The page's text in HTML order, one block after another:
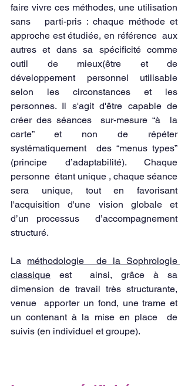
faire vivre ces méthodes, une utilisation
sans   parti-pris : chaque méthode et
approche est étudiée, en référence  aux
autres et dans sa spécificité comme
outil de mieux(être et de
développement personnel utilisable
selon les circonstances et les
personnes. Il s'agit d'être capable de
créer des séances  sur-mesure “à  la
carte” et non de répéter
systématiquement  des “menus types”
(principe d’adaptabilité). Chaque
personne  étant unique , chaque séance
sera unique, tout en favorisant
l'acquisition d'une vision globale et
d’un processus  d’accompagnement
structuré.
La méthodologie  de la Sophrologie
classique est  ainsi, grâce à sa
dimension de travail très structurante,
venue  apporter un fond, une trame et
un contenant à la mise en place  de
suivis (en individuel et groupe).